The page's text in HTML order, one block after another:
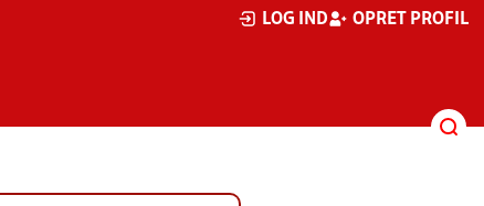
LOG IND OPRET PROFIL